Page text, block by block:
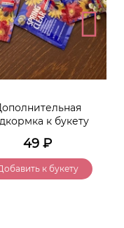
к букету
49 ₽
к букету